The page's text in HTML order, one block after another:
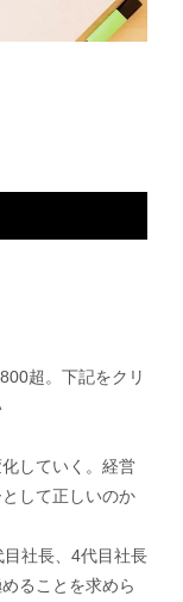
超。下記をクリ
していく。経営
して正しいのか
社長、4代目社長
ることを求めら